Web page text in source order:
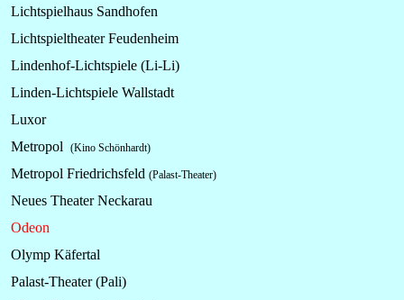
Lichtspielhaus Sandhofen
Lichtspieltheater Feudenheim
Lindenhof-Lichtspiele (Li-Li)
Linden-Lichtspiele Wallstadt
Luxor
Metropol
(Kino Schönhardt)
Metropol Friedrichsfeld (Palast-Theater)
Neues Theater Neckarau
Odeon
Olymp Käfertal
Palast-Theater (Pali)